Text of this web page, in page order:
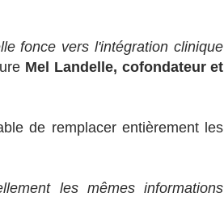
fonce vers l'intégration clinique
Mel Landelle, cofondateur et
de remplacer entièrement les
les mêmes informations